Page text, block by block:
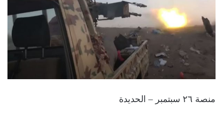
منصة ٢٦ سبتمبر – الحديدة